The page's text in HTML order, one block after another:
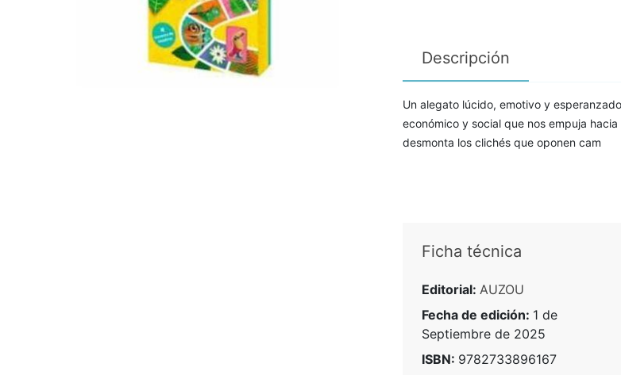
Descripción
Un alegato lúcido, emotivo y
económico y social que nos empuja
desmonta los clichés que oponen cam
Ficha técnica
Editorial: AUZOU
Fecha de edición: 1 de
Septiembre de 2025
ISBN: 9782733896167